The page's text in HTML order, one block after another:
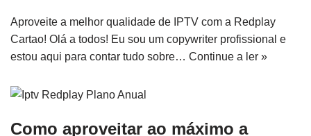
Aproveite a melhor qualidade de IPTV com a Redplay
Cartao! Olá a todos! Eu sou um copywriter profissional e
estou aqui para contar tudo sobre… Continue a ler »
Como aproveitar ao máximo a